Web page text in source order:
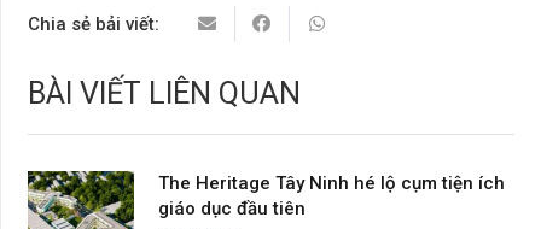
Chia sẻ bải viết:
BÀI VIẾT LIÊN QUAN
The Heritage Tây Ninh hé lộ cụm tiện ích
giáo dục đầu tiên